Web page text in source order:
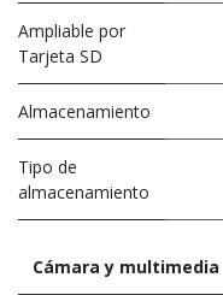
Ampliable por
Tarjeta SD
Almacenamiento
Tipo de
almacenamiento
Cámara y multimedia